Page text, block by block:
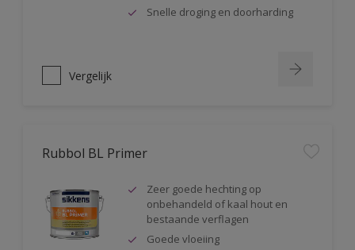
Snelle droging en doorharding
Vergelijk
Rubbol BL Primer
Zeer goede hechting op
onbehandeld of kaal hout en
bestaande verflagen
Goede vloeiing